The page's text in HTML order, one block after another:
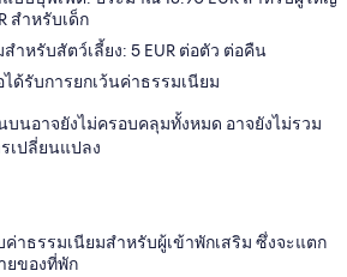
สำหรับเด็ก
ำหรับสัตว์เลี้ยง: 5 EUR ต่อตัว ต่อคืน
ด้รับการยกเว้นค่าธรรมเนียม
บนอาจยังไม่ครอบคลุมทั้งหมด อาจยังไม่รวม
เปลี่ยนแปลง
ค่าธรรมเนียมสำหรับผู้เข้าพักเสริม ซึ่งจะแตก
ยของที่พัก